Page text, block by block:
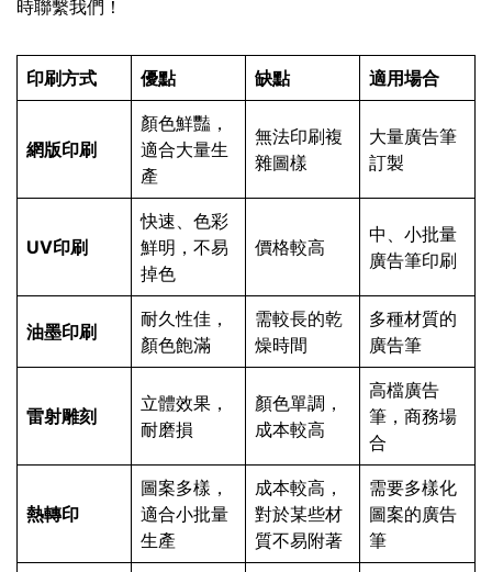
時聯繫我們！
印刷方式 優點 缺點 適用場合
網版印刷
顏色鮮豔，
適合大量生
產
無法印刷複
雜圖樣
大量廣告筆
訂製
UV印刷
快速、色彩
鮮明，不易
掉色
價格較高
中、小批量
廣告筆印刷
油墨印刷
耐久性佳，
顏色飽滿
需較長的乾
燥時間
多種材質的
廣告筆
雷射雕刻
立體效果，
耐磨損
顏色單調，
成本較高
高檔廣告
筆，商務場
合
熱轉印
圖案多樣，
適合小批量
生產
成本較高，
對於某些材
質不易附著
需要多樣化
圖案的廣告
筆